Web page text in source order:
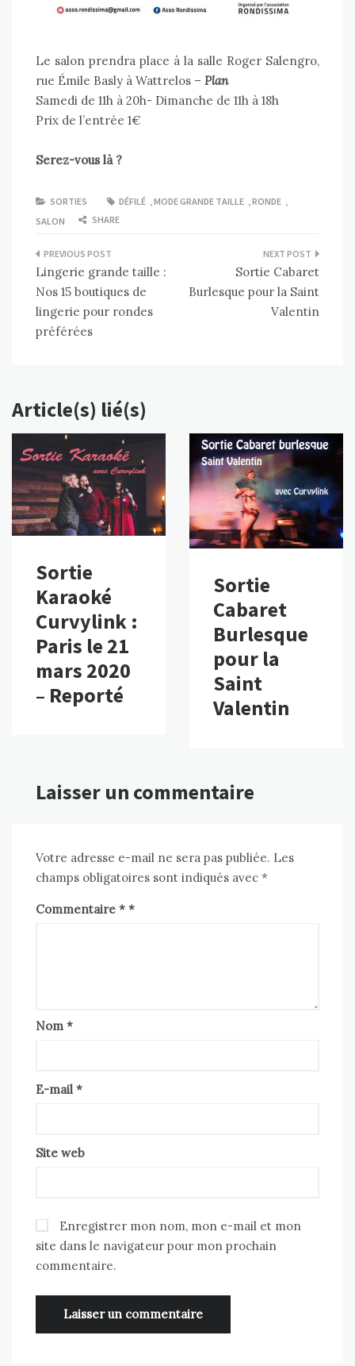
Le salon prendra place à la salle Roger Salengro,
rue Émile Basly à Wattrelos – Plan
Samedi de 11h à 20h- Dimanche de 11h à 18h
Prix de l’entrée 1€
Serez-vous là ?
SORTIES DÉFILÉ MODE GRANDE TAILLE RONDE
SALON
SHARE
Navigation
de
l’article
Lingerie grande taille :
Nos 15 boutiques de
lingerie pour rondes
préférées
Sortie Cabaret
Burlesque pour la Saint
Valentin
Article(s) lié(s)
Sortie
Karaoké
Curvylink :
Paris le 21
mars 2020
– Reporté
Sortie
Cabaret
Burlesque
pour la
Saint
Valentin
Laisser un commentaire
Votre adresse e-mail ne sera pas publiée. Les
champs obligatoires sont indiqués avec *
Commentaire *
Nom *
E-mail *
Site web
Enregistrer mon nom, mon e-mail et mon
site dans le navigateur pour mon prochain
commentaire.